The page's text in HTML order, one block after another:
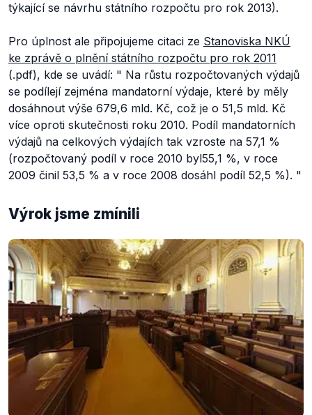
týkající se návrhu státního rozpočtu pro rok 2013).
Pro úplnost ale připojujeme citaci ze Stanoviska NKÚ
ke zprávě o plnění státního rozpočtu pro rok 2011
(.pdf), kde se uvádí: " Na růstu rozpočtovaných výdajů
se podílejí zejména mandatorní výdaje, které by měly
dosáhnout výše 679,6 mld. Kč, což je o 51,5 mld. Kč
více oproti skutečnosti roku 2010. Podíl mandatorních
výdajů na celkových výdajích tak vzroste na 57,1 %
(rozpočtovaný podíl v roce 2010 byl55,1 %, v roce
2009 činil 53,5 % a v roce 2008 dosáhl podíl 52,5 %). "
Výrok jsme zmínili